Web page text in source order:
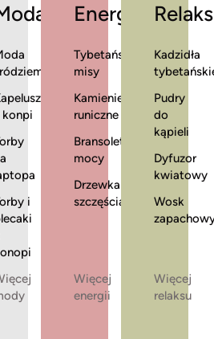
konpi
i
Energia
Tybetańskie
misy
Kamienie
runiczne
Bransoletki
mocy
Drzewka
szczęścia
Więcej
energii
Relaks
Kadzidła
Pudry
do
kąpieli
Dyfuzor
kwiatowy
Wosk
Więcej
relaksu